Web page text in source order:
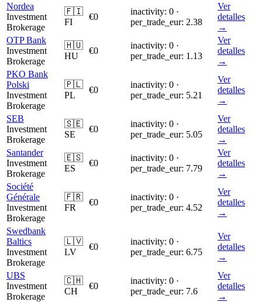
Nordea
Investment
Brokerage
🇫🇮
FI
€0
inactivity: 0 ·
per_trade_eur: 2.38
Ver
detalles
→
OTP Bank
Investment
Brokerage
🇭🇺
HU
€0
inactivity: 0 ·
per_trade_eur: 1.13
Ver
detalles
→
PKO Bank
Polski
Investment
Brokerage
🇵🇱
PL
€0
inactivity: 0 ·
per_trade_eur: 5.21
Ver
detalles
→
SEB
Investment
Brokerage
🇸🇪
SE
€0
inactivity: 0 ·
per_trade_eur: 5.05
Ver
detalles
→
Santander
Investment
Brokerage
🇪🇸
ES
€0
inactivity: 0 ·
per_trade_eur: 7.79
Ver
detalles
→
Société
Générale
Investment
Brokerage
🇫🇷
FR
€0
inactivity: 0 ·
per_trade_eur: 4.52
Ver
detalles
→
Swedbank
Baltics
Investment
Brokerage
🇱🇻
LV
€0
inactivity: 0 ·
per_trade_eur: 6.75
Ver
detalles
→
UBS
Investment
Brokerage
🇨🇭
CH
€0
inactivity: 0 ·
per_trade_eur: 7.6
Ver
detalles
→